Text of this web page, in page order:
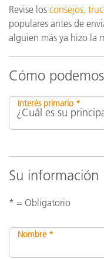
Revise los consejos,
populares antes de
alguien más ya hizo la
Cómo
Interés primario *
Su información
* = Obligatorio
Nombre *